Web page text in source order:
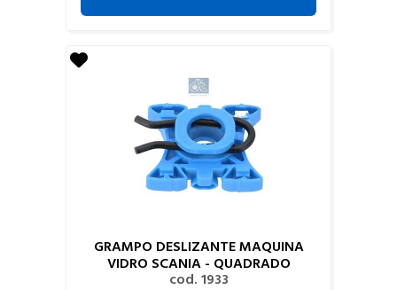
GRAMPO DESLIZANTE MAQUINA
VIDRO SCANIA - QUADRADO
cod. 1933